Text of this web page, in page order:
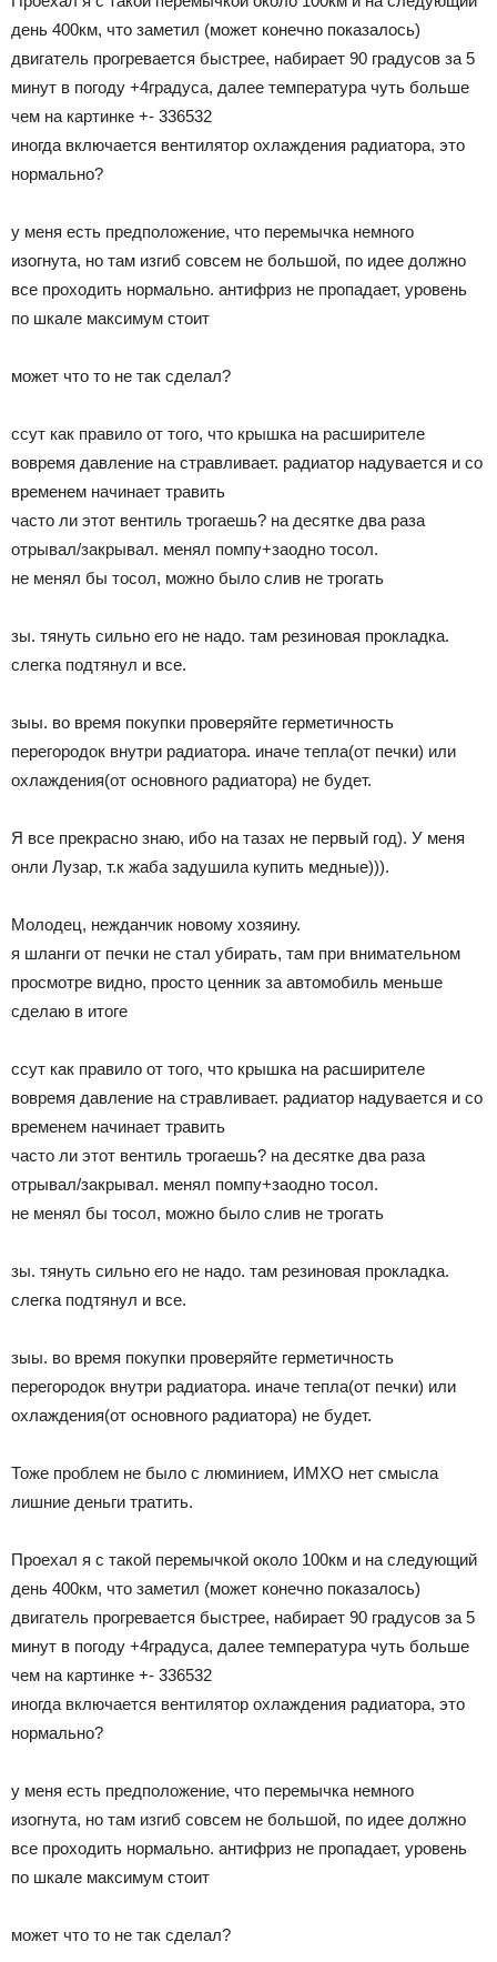
Лада
день 400км, что заметил (может конечно показалось)
двигатель прогревается быстрее, набирает 90 градусов за 5
минут в погоду +4градуса, далее температура чуть больше
чем на картинке +- 336532
иногда включается вентилятор охлаждения радиатора, это
нормально?
у меня есть предположение, что перемычка немного
изогнута, но там изгиб совсем не большой, по идее должно
все проходить нормально. антифриз не пропадает, уровень
по шкале максимум стоит
может что то не так сделал?
ссут как правило от того, что крышка на расширителе
вовремя давление на стравливает. радиатор надувается и со
временем начинает травить
часто ли этот вентиль трогаешь? на десятке два раза
отрывал/закрывал. менял помпу+заодно тосол.
не менял бы тосол, можно было слив не трогать
зы. тянуть сильно его не надо. там резиновая прокладка.
слегка подтянул и все.
зыы. во время покупки проверяйте герметичность
перегородок внутри радиатора. иначе тепла(от печки) или
охлаждения(от основного радиатора) не будет.
Я все прекрасно знаю, ибо на тазах не первый год). У меня
онли Лузар, т.к жаба задушила купить медные))).
Молодец, нежданчик новому хозяину.
я шланги от печки не стал убирать, там при внимательном
просмотре видно, просто ценник за автомобиль меньше
сделаю в итоге
ссут как правило от того, что крышка на расширителе
вовремя давление на стравливает. радиатор надувается и со
временем начинает травить
часто ли этот вентиль трогаешь? на десятке два раза
отрывал/закрывал. менял помпу+заодно тосол.
не менял бы тосол, можно было слив не трогать
зы. тянуть сильно его не надо. там резиновая прокладка.
слегка подтянул и все.
зыы. во время покупки проверяйте герметичность
перегородок внутри радиатора. иначе тепла(от печки) или
охлаждения(от основного радиатора) не будет.
Тоже проблем не было с люминием, ИМХО нет смысла
лишние деньги тратить.
Проехал я с такой перемычкой около 100км и на следующий
день 400км, что заметил (может конечно показалось)
двигатель прогревается быстрее, набирает 90 градусов за 5
минут в погоду +4градуса, далее температура чуть больше
чем на картинке +- 336532
иногда включается вентилятор охлаждения радиатора, это
нормально?
у меня есть предположение, что перемычка немного
изогнута, но там изгиб совсем не большой, по идее должно
все проходить нормально. антифриз не пропадает, уровень
по шкале максимум стоит
может что то не так сделал?